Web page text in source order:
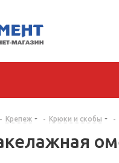
- Крепеж - Крюки и скобы -